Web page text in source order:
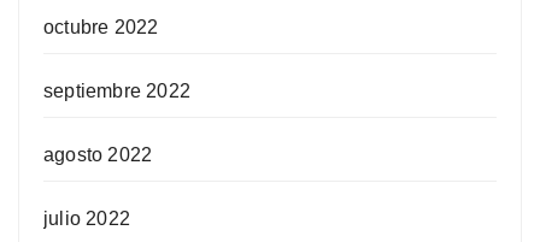
octubre 2022
septiembre 2022
agosto 2022
julio 2022